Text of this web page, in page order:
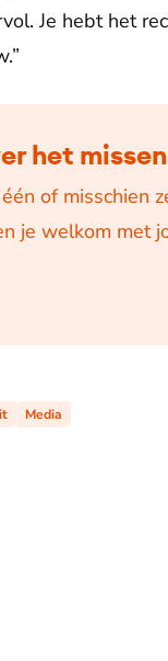
Je hebt het
het
of misschien
je welkom met
Media